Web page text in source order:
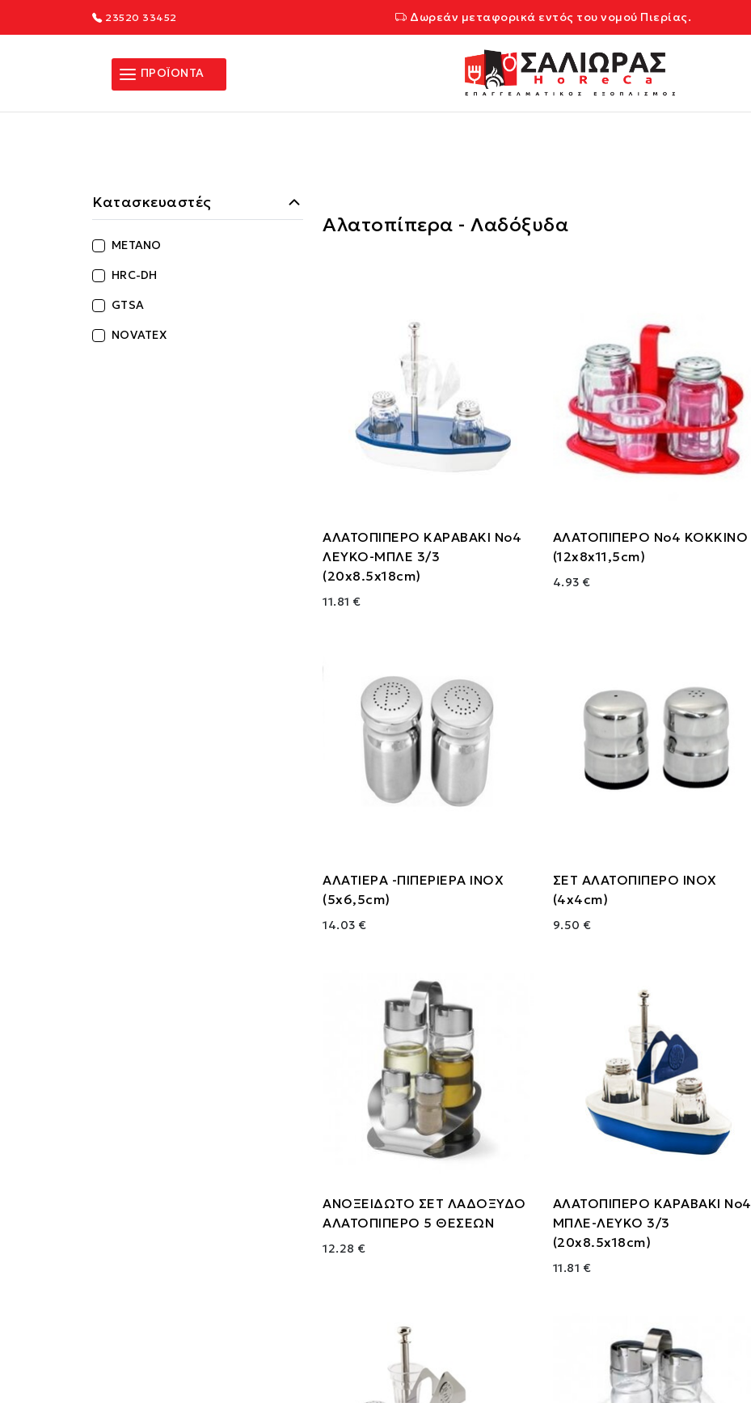
23520 33452 Δωρεάν μεταφορικά εντός του νομού Πιερίας.
ΠΡΟΪΟΝΤΑ
Αλατοπίπερα - Λαδόξυδα
ΑΛΑΤΟΠΙΠΕΡΟ ΚΑΡΑΒΑΚΙ Νο4
ΛΕΥΚΟ-ΜΠΛΕ 3/3
(20x8.5x18cm)
11.81 €
ΑΛΑΤΟΠΙΠΕΡΟ Νο4 ΚΟΚΚΙΝΟ
(12x8x11,5cm)
4.93 €
ΑΛΑΤΙΕΡΑ -ΠΙΠΕΡΙΕΡΑ ΙΝΟΧ
(5x6,5cm)
14.03 €
ΣΕΤ ΑΛΑΤΟΠΙΠΕΡΟ ΙΝΟΧ
(4x4cm)
9.50 €
ΑΝΟΞΕΙΔΩΤΟ ΣΕΤ ΛΑΔΟΞΥΔΟ
ΑΛΑΤΟΠΙΠΕΡΟ 5 ΘΕΣΕΩΝ
12.28 €
ΑΛΑΤΟΠΙΠΕΡΟ ΚΑΡΑΒΑΚΙ Νο4
ΜΠΛΕ-ΛΕΥΚΟ 3/3
(20x8.5x18cm)
11.81 €
Κατασκευαστές
ΜΕΤΑΝΟ
HRC-DH
GTSA
NOVATEX